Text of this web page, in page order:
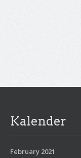
Kalender
February 2021